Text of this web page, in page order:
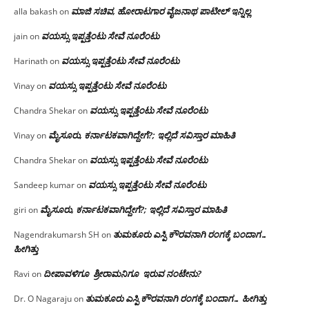
alla bakashon ಮಾಜಿ ಸಚಿವ, ಹೋರಾಟಗಾರ ವೈಜನಾಥ ಪಾಟೀಲ್ ಇನ್ನಿಲ್ಲ
jainon ವಯಸ್ಸು ಇಪ್ಪತ್ತೆಂಟು ಸೇವೆ ನೂರೆಂಟು
Harinathon ವಯಸ್ಸು ಇಪ್ಪತ್ತೆಂಟು ಸೇವೆ ನೂರೆಂಟು
Vinayon ವಯಸ್ಸು ಇಪ್ಪತ್ತೆಂಟು ಸೇವೆ ನೂರೆಂಟು
Chandra Shekaron ವಯಸ್ಸು ಇಪ್ಪತ್ತೆಂಟು ಸೇವೆ ನೂರೆಂಟು
Vinayon ಮೈಸೂರು, ಕರ್ನಾಟಕವಾಗಿದ್ದೇಗೆ?; ಇಲ್ಲಿದೆ ಸವಿಸ್ತಾರ ಮಾಹಿತಿ
Chandra Shekaron ವಯಸ್ಸು ಇಪ್ಪತ್ತೆಂಟು ಸೇವೆ ನೂರೆಂಟು
Sandeep kumaron ವಯಸ್ಸು ಇಪ್ಪತ್ತೆಂಟು ಸೇವೆ ನೂರೆಂಟು
giri on ಮೈಸೂರು, ಕರ್ನಾಟಕವಾಗಿದ್ದೇಗೆ?; ಇಲ್ಲಿದೆ ಸವಿಸ್ತಾರ ಮಾಹಿತಿ
Nagendrakumarsh SH on ತುಮಕೂರು ಎಸ್ಪಿ ಕೌರವನಾಗಿ ರಂಗಕ್ಕೆ ಬಂದಾಗ…
ಹೀಗಿತ್ತು
Ravi on ದೀಪಾವಳಿಗೂ ಶ್ರೀರಾಮನಿಗೂ ಇರುವ ನಂಟೇನು?
Dr. O Nagarajuon ತುಮಕೂರು ಎಸ್ಪಿ ಕೌರವನಾಗಿ ರಂಗಕ್ಕೆ ಬಂದಾಗ… ಹೀಗಿತ್ತು